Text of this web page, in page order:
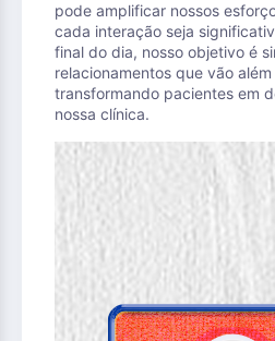
pode amplificar nossos
cada interação seja
final do dia, nosso objetivo é
relacionamentos que vão
transformando pacientes em
nossa clínica.